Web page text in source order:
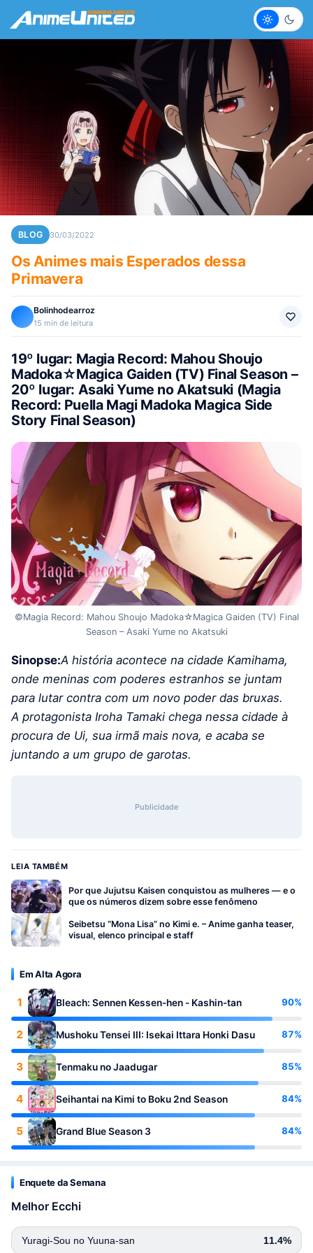
Claro
BLOG 30/03/2022
Os Animes mais Esperados dessa
Primavera
Bolinhodearroz
15 min de leitura
19º lugar: Magia Record: Mahou Shoujo
Madoka☆Magica Gaiden (TV) Final Season –
20º lugar: Asaki Yume no Akatsuki (Magia
Record: Puella Magi Madoka Magica Side
Story Final Season)
©Magia Record: Mahou Shoujo Madoka☆Magica Gaiden (TV) Final
Season – Asaki Yume no Akatsuki
Sinopse:A história acontece na cidade Kamihama,
onde meninas com poderes estranhos se juntam
para lutar contra com um novo poder das bruxas.
A protagonista Iroha Tamaki chega nessa cidade à
procura de Ui, sua irmã mais nova, e acaba se
juntando a um grupo de garotas.
Publicidade
LEIA TAMBÉM
Por que Jujutsu Kaisen conquistou as mulheres — e o
que os números dizem sobre esse fenômeno
Seibetsu “Mona Lisa” no Kimi e. – Anime ganha teaser,
visual, elenco principal e staff
Em Alta Agora
1 Bleach: Sennen Kessen-hen - Kashin-tan 90%
2 Mushoku Tensei III: Isekai Ittara Honki Dasu 87%
3 Tenmaku no Jaadugar 85%
4 Seihantai na Kimi to Boku 2nd Season 84%
5 Grand Blue Season 3 84%
Enquete da Semana
Melhor Ecchi
Yuragi-Sou no Yuuna-san 11.4%